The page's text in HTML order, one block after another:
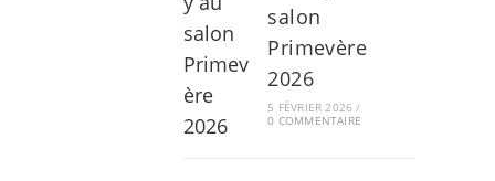
salon
Primevère
2026
5 FÉVRIER 2026 /
0 COMMENTAIRE